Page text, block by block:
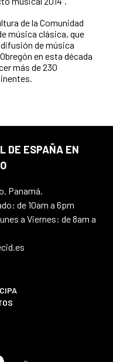
de la Comunidad
música clásica, que
de música
en esta década
más de 230
DE ESPAÑA EN
Panamá.
de 10am a 6pm
a Viernes: de 8am a